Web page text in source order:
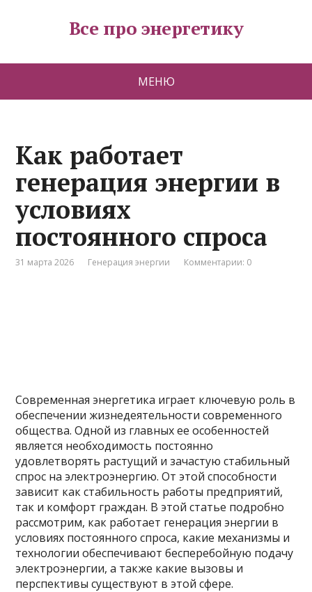
Все про энергетику
МЕНЮ
Как работает
генерация энергии в
условиях
постоянного спроса
31 марта 2026 Генерация энергии Комментарии: 0
Современная энергетика играет ключевую роль в
обеспечении жизнедеятельности современного
общества. Одной из главных ее особенностей
является необходимость постоянно
удовлетворять растущий и зачастую стабильный
спрос на электроэнергию. От этой способности
зависит как стабильность работы предприятий,
так и комфорт граждан. В этой статье подробно
рассмотрим, как работает генерация энергии в
условиях постоянного спроса, какие механизмы и
технологии обеспечивают бесперебойную подачу
электроэнергии, а также какие вызовы и
перспективы существуют в этой сфере.